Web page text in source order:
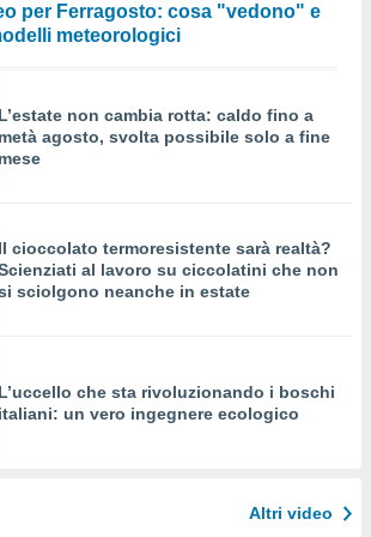
per Ferragosto: cosa "vedono" e
meteorologici
L’estate non cambia rotta: caldo fino a
metà agosto, svolta possibile solo a fine
mese
Il cioccolato termoresistente sarà realtà?
al lavoro su ciccolatini che non
sciolgono neanche in estate
L’uccello che sta rivoluzionando i boschi
italiani: un vero ingegnere ecologico
Altri video